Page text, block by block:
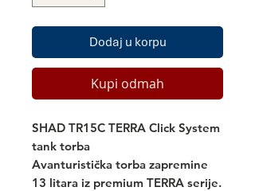
Dodaj u korpu
Kupi odmah
SHAD TR15C TERRA Click System
tank torba
Avanturistička torba zapremine
13 litara iz premium TERRA serije.